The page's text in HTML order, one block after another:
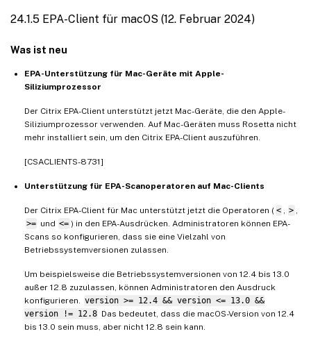
24.1.5 EPA-Client für macOS (12. Februar 2024)
Was ist neu
EPA-Unterstützung für Mac-Geräte mit Apple-
Siliziumprozessor
Der Citrix EPA-Client unterstützt jetzt Mac-Geräte, die den Apple-
Siliziumprozessor verwenden. Auf Mac-Geräten muss Rosetta nicht
mehr installiert sein, um den Citrix EPA-Client auszuführen.
[CSACLIENTS-8731]
Unterstützung für EPA-Scanoperatoren auf Mac-Clients
Der Citrix EPA-Client für Mac unterstützt jetzt die Operatoren ( < >
>= und <= ) in den EPA-Ausdrücken. Administratoren können EPA-
Scans so konfigurieren, dass sie eine Vielzahl von
Betriebssystemversionen zulassen.
Um beispielsweise die Betriebssystemversionen von 12.4 bis 13.0
außer 12.8 zuzulassen, können Administratoren den Ausdruck
konfigurieren.
version >= 12.4 && version <= 13.0 &&
version != 12.8 Das bedeutet, dass die macOS-Version von 12.4
bis 13.0 sein muss, aber nicht 12.8 sein kann.